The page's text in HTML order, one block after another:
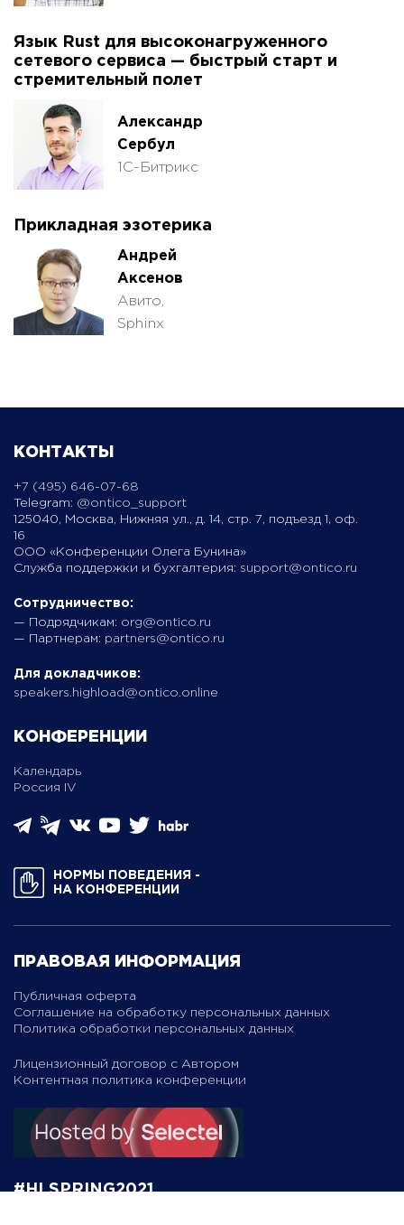
Язык Rust для высоконагруженного
сетевого сервиса — быстрый старт и
стремительный полет
Александр
Сербул
1С-Битрикс
Прикладная эзотерика
Андрей
Аксенов
Авито,
Sphinx
КОНТАКТЫ
+7 (495) 646-07-68
Telegram: @ontico_support
125040, Москва, Нижняя ул., д. 14, стр. 7, подъезд 1, оф.
16
ООО «Конференции Олега Бунина»
Служба поддержки и бухгалтерия: support@ontico.ru
Сотрудничество:
— Подрядчикам: org@ontico.ru
— Партнерам: partners@ontico.ru
Для докладчиков:
speakers.highload@ontico.online
КОНФЕРЕНЦИИ
Календарь
Россия IV
НОРМЫ ПОВЕДЕНИЯ ­
НА КОНФЕРЕНЦИИ
ПРАВОВАЯ ИНФОРМАЦИЯ
Публичная оферта
Соглашение на обработку персональных данных
Политика обработки персональных данных
Лицензионный договор с Автором
Контентная политика конференции
#HLSPRING2021